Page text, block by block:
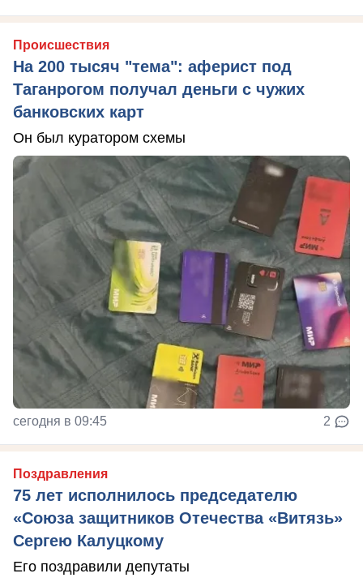
Происшествия
На 200 тысяч "тема": аферист под
Таганрогом получал деньги с чужих
банковских карт
Он был куратором схемы
сегодня в 09:45 2
Поздравления
75 лет исполнилось председателю
«Союза защитников Отечества «Витязь»
Сергею Калуцкому
Его поздравили депутаты